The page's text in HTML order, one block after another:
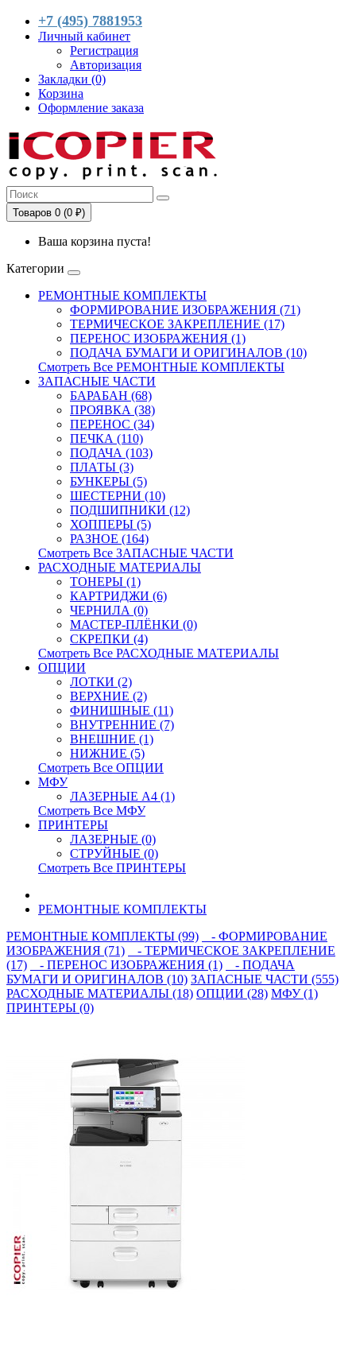
+7 (495) 7881953
Личный кабинет
Регистрация
Авторизация
Закладки (0)
Корзина
Оформление заказа
Товаров 0 (0 ₽)
Ваша корзина пуста!
Категории
РЕМОНТНЫЕ КОМПЛЕКТЫ
ФОРМИРОВАНИЕ ИЗОБРАЖЕНИЯ (71)
ТЕРМИЧЕСКОЕ ЗАКРЕПЛЕНИЕ (17)
ПЕРЕНОС ИЗОБРАЖЕНИЯ (1)
ПОДАЧА БУМАГИ И ОРИГИНАЛОВ (10)
Смотреть Все РЕМОНТНЫЕ КОМПЛЕКТЫ
ЗАПАСНЫЕ ЧАСТИ
БАРАБАН (68)
ПРОЯВКА (38)
ПЕРЕНОС (34)
ПЕЧКА (110)
ПОДАЧА (103)
ПЛАТЫ (3)
БУНКЕРЫ (5)
ШЕСТЕРНИ (10)
ПОДШИПНИКИ (12)
ХОППЕРЫ (5)
РАЗНОЕ (164)
Смотреть Все ЗАПАСНЫЕ ЧАСТИ
РАСХОДНЫЕ МАТЕРИАЛЫ
ТОНЕРЫ (1)
КАРТРИДЖИ (6)
ЧЕРНИЛА (0)
МАСТЕР-ПЛЁНКИ (0)
СКРЕПКИ (4)
Смотреть Все РАСХОДНЫЕ МАТЕРИАЛЫ
ОПЦИИ
ЛОТКИ (2)
ВЕРХНИЕ (2)
ФИНИШНЫЕ (11)
ВНУТРЕННИЕ (7)
ВНЕШНИЕ (1)
НИЖНИЕ (5)
Смотреть Все ОПЦИИ
МФУ
ЛАЗЕРНЫЕ A4 (1)
Смотреть Все МФУ
ПРИНТЕРЫ
ЛАЗЕРНЫЕ (0)
СТРУЙНЫЕ (0)
Смотреть Все ПРИНТЕРЫ
РЕМОНТНЫЕ КОМПЛЕКТЫ
РЕМОНТНЫЕ КОМПЛЕКТЫ (99)
- ФОРМИРОВАНИЕ
ИЗОБРАЖЕНИЯ (71)
- ТЕРМИЧЕСКОЕ ЗАКРЕПЛЕНИЕ
(17)
- ПЕРЕНОС ИЗОБРАЖЕНИЯ (1)
- ПОДАЧА
БУМАГИ И ОРИГИНАЛОВ (10) ЗАПАСНЫЕ ЧАСТИ (555)
РАСХОДНЫЕ МАТЕРИАЛЫ (18) ОПЦИИ (28) МФУ (1)
ПРИНТЕРЫ (0)